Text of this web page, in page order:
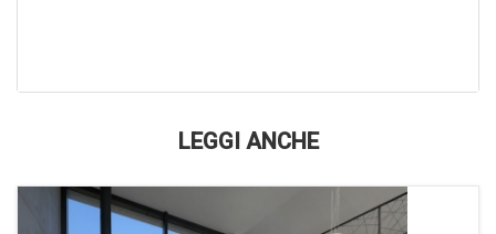
LEGGI ANCHE